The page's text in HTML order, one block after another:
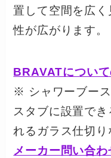
置して空間を広
性が広がります。
BRAVATについ
※ シャワーブー
スタブに設置で
れるガラス仕切り
メーカー問い合